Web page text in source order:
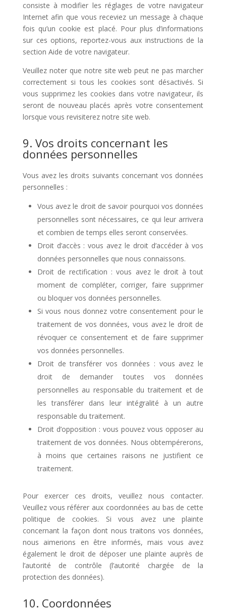
consiste à modifier les réglages de votre navigateur
Internet afin que vous receviez un message à chaque
fois qu’un cookie est placé. Pour plus d’informations
sur ces options, reportez-vous aux instructions de la
section Aide de votre navigateur.
Veuillez noter que notre site web peut ne pas marcher
correctement si tous les cookies sont désactivés. Si
vous supprimez les cookies dans votre navigateur, ils
seront de nouveau placés après votre consentement
lorsque vous revisiterez notre site web.
9. Vos droits concernant les
données personnelles
Vous avez les droits suivants concernant vos données
personnelles :
Vous avez le droit de savoir pourquoi vos données
personnelles sont nécessaires, ce qui leur arrivera
et combien de temps elles seront conservées.
Droit d’accès : vous avez le droit d’accéder à vos
données personnelles que nous connaissons.
Droit de rectification : vous avez le droit à tout
moment de compléter, corriger, faire supprimer
ou bloquer vos données personnelles.
Si vous nous donnez votre consentement pour le
traitement de vos données, vous avez le droit de
révoquer ce consentement et de faire supprimer
vos données personnelles.
Droit de transférer vos données : vous avez le
droit de demander toutes vos données
personnelles au responsable du traitement et de
les transférer dans leur intégralité à un autre
responsable du traitement.
Droit d’opposition : vous pouvez vous opposer au
traitement de vos données. Nous obtempérerons,
à moins que certaines raisons ne justifient ce
traitement.
Pour exercer ces droits, veuillez nous contacter.
Veuillez vous référer aux coordonnées au bas de cette
politique de cookies. Si vous avez une plainte
concernant la façon dont nous traitons vos données,
nous aimerions en être informés, mais vous avez
également le droit de déposer une plainte auprès de
l’autorité de contrôle (l’autorité chargée de la
protection des données).
10. Coordonnées